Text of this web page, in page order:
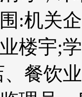
:机关
楼宇;
餐饮